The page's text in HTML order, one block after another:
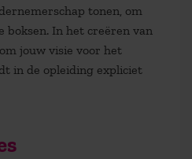
tonen, om
In het creëren van
jouw visie voor het
in de opleiding expliciet